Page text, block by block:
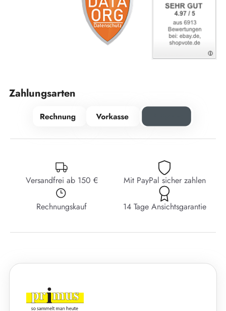
Zahlungsarten
Versandfrei ab 150 € Mit PayPal sicher zahlen
Rechnungskauf 14 Tage Ansichtsgarantie